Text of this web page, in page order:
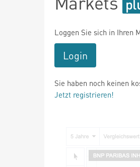
Loggen Sie sich in Ihren
Login
Sie haben noch keinen
Jetzt registrieren!